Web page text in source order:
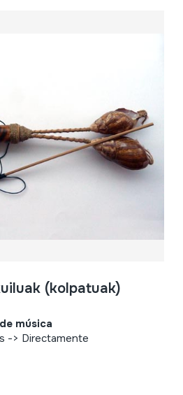
(kolpatuak)
música
-> Directamente